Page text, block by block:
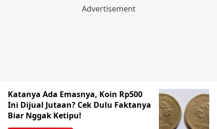
Katanya Ada Emasnya, Koin Rp500
Ini Dijual Jutaan? Cek Dulu Faktanya
Biar Nggak Ketipu!